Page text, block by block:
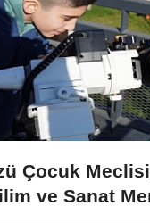
Çocuk
ve Sanat